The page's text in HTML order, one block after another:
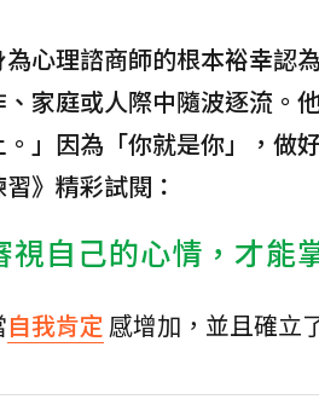
為心理諮商師的根本裕幸認
、家庭或人際中隨波逐流。
。」因為「你就是你」，做
》精彩試閱：
視自己的心情，才能
自我肯定 感增加，並且確立